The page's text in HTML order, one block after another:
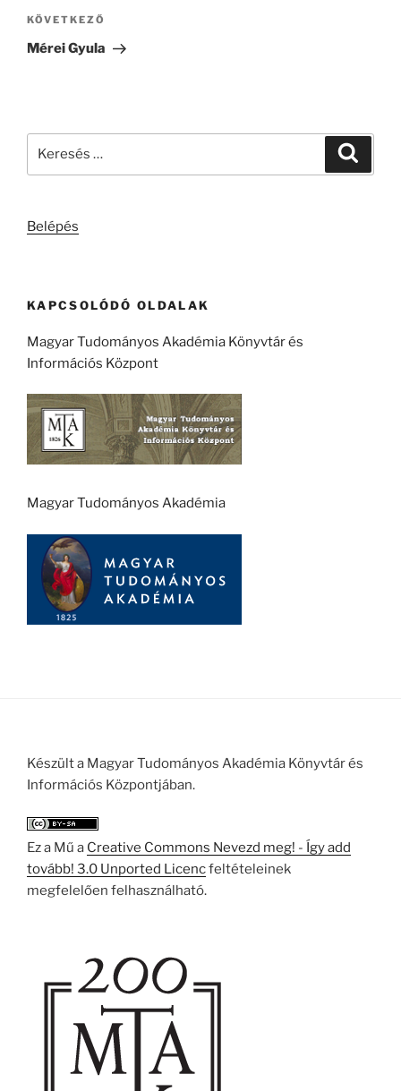
Következő
bejegyzés
KÖVETKEZŐ
Mérei Gyula
Belépés
KAPCSOLÓDÓ OLDALAK
Magyar Tudományos Akadémia Könyvtár és
Információs Központ
Magyar Tudományos Akadémia
Készült a Magyar Tudományos Akadémia Könyvtár és
Információs Központjában.
Ez a Mű a Creative Commons Nevezd meg! - Így add
tovább! 3.0 Unported Licencfeltételeinek
megfelelően felhasználható.